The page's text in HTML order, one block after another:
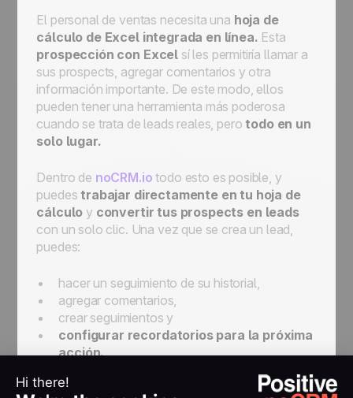
El personal de ventas necesita una hoja de
cálculo de Excel integrada en línea. Esta
prospección con Excel sí les permitiría llamar a
sus prospects, agregar comentarios y otra
información importante. De este modo, ellos
pueden tener una herramienta más poderosa
cuando se trata de leads reales, perotodo en un
solo lugar.
Dentro de noCRM.io todo esto es posible, y
puedestrabajar directamente en tu hoja de
cálculo y convertir tus prospects en leads
con un solo clic. Una vez que se crea un lead,
puedes:
hacer un seguimiento de su historial,
agregar comentarios,
crear seguimientos y
configurar recordatorios para la próxima
acción.
Todo esto está sincronizado con tu calendario